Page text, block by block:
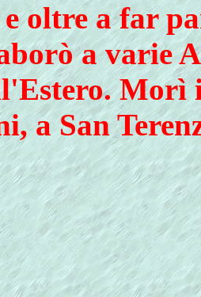
oltre a far
a varie
Morì
a San